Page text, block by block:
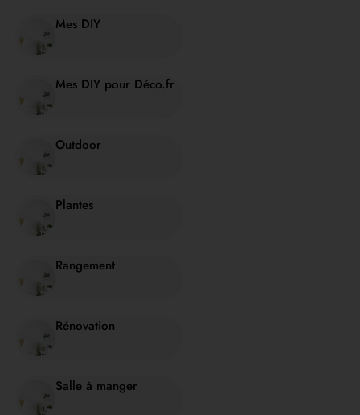
Mes DIY
Mes DIY pour Déco.fr
Outdoor
Plantes
Rangement
Rénovation
Salle à manger